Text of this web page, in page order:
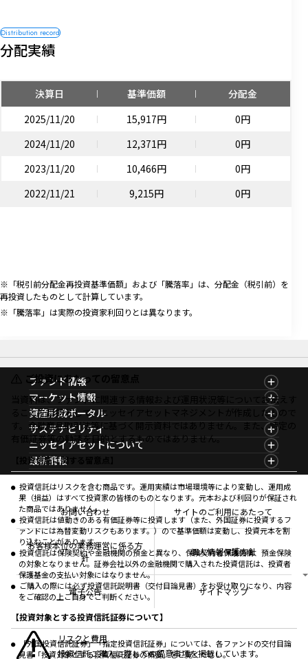
分配実績
決算日 基準価額
分配金
2025/11/20
15,917円
0円
2024/11/20
12,371円
0円
2023/11/20
10,466円
0円
2022/11/21
9,215円 0円
※「税引前分配金再投資基準価額」および「騰落率」は、分配金（税引前）を
再投資したものとして計算しています。
※「騰落率」は実際の投資家利回りとは異なります。
ご投資にあたっての留意点
当資料は、ファンドに関連する情報および運用状況等についてお伝えす
ることを目的として、ニッセイアセットマネジメントが作成したもので
す。金融商品取引法等に基づく開示資料ではありません。また、特定の
有価証券等の勧誘を目的とするものではありません。
【投資信託に関する留意点】
投資信託はリスクを含む商品です。運用実績は市場環境等により変動し、運用成
果（損益）はすべて投資家の皆様のものとなります。元本および利回りが保証され
た商品ではありません。
投資信託は値動きのある有価証券等に投資します（また、外国証券に投資するフ
ァンドには為替変動リスクもあります。）ので基準価額は変動し、投資元本を割
り込むことがあります。
投資信託は保険契約や金融機関の預金と異なり、保険契約者保護機構、預金保険
の対象となりません。証券会社以外の金融機関で購入された投資信託は、投資者
保護基金の支払い対象にはなりません。
ご購入の際には必ず投資信託説明書（交付目論見書）をお受け取りになり、内容
をご確認の上ご自身でご判断ください。
【投資対象とする投資信託証券について】
「外国投資信託証券」「指定投資信託証券」については、各ファンドの交付目論
見書「投資対象とする投資信託証券の概要」をご覧ください。
ファンド情報
ファンド情報TOP
基準価額一覧
ファンド検索
ファンド比較
決算カレンダー
海外休日カレンダー
投資信託新商品のご案内
投資信託償還商品のご案内
ちょこっと3分！ファンドシアター
有価証券届出書の効力の発生の有無について
こだわりのインデックスファンド 購入・換金手数料
なしシリーズ
確定拠出年金について
マーケット情報
マーケット情報TOP
マーケット指数
マーケットレポート
コラム
ファンドレポート
資産形成ポータル
資産形成ポータルTOP
資産形成サービス
Nダイレクト
Goal Navi
資産形成サポート
NAMシティ
お問い合わせ
よくあるご質問
投資の教室
サステナビリティ
サステナビリティTOP
サステナビリティ経営
サステナブル投資
ニッセイアセットについて
ニッセイアセットについてTOP
会社情報
プレスリリース
受賞歴
方針・その他開示情報
採用情報
公式キャラクターのご紹介
最新情報
マーケットニュース
商品ニュース
おしらせ
メディアお問い合わせ サイトのご利用にあたって
お客様本位の業務運営に係る方
針
個人情報保護方針
電子公告 サイトマップ
リスクと費用
投資信託ご購入に際しての留意事項を掲載しています。